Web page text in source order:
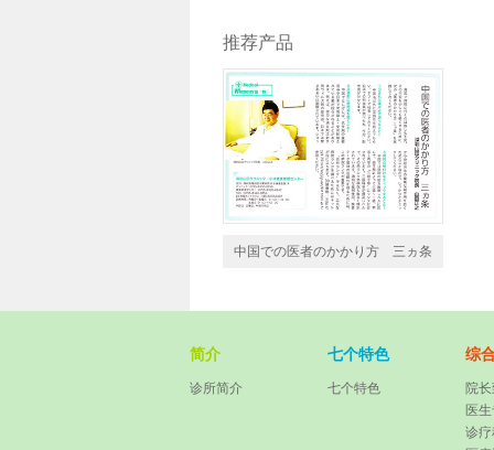
推荐产品
中国での医者のかかり方 三ヵ条
简介
诊所简介
七个特色
七个特色
综
院
医
诊